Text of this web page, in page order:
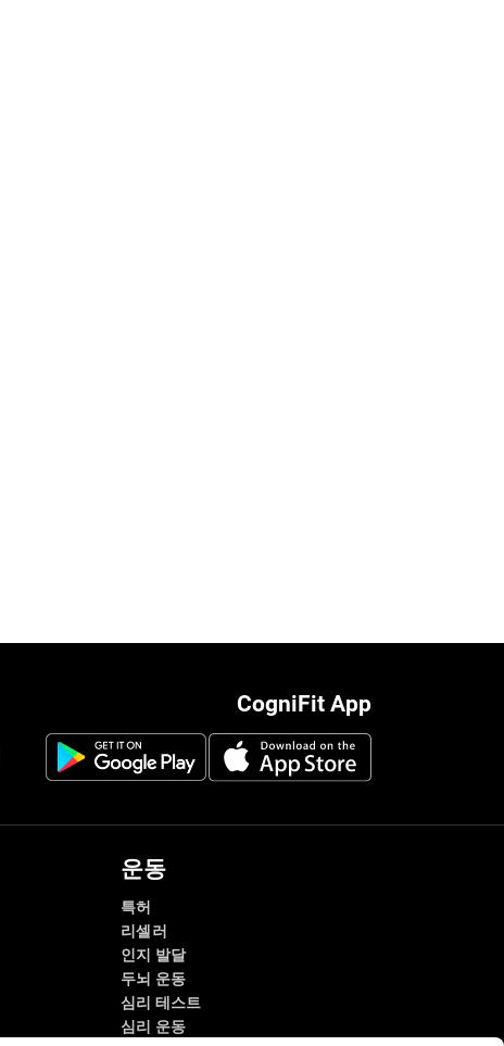
CogniFit App
운동
특허
리셀러
인지 발달
두뇌 운동
심리 테스트
심리 운동